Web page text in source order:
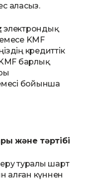
аласыз.
электрондық
KMF
кредиттік
барлық
бойынша
және тәртібі
туралы шарт
алған күннен